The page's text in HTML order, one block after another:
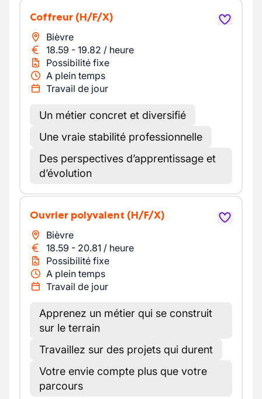
Coffreur (H/F/X)
Bièvre
18.59 - 19.82 / heure
Possibilité fixe
A plein temps
Travail de jour
Un métier concret et diversifié
Une vraie stabilité professionnelle
Des perspectives d’apprentissage et
d’évolution
Ouvrier polyvalent (H/F/X)
Bièvre
18.59 - 20.81 / heure
Possibilité fixe
A plein temps
Travail de jour
Apprenez un métier qui se construit
sur le terrain
Travaillez sur des projets qui durent
Votre envie compte plus que votre
parcours